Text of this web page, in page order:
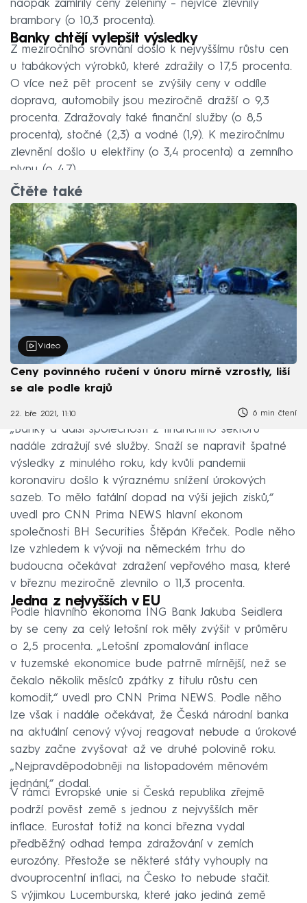
naopak zamířily ceny zeleniny – nejvíce zlevnily
brambory (o 10,3 procenta).
Banky chtějí vylepšit výsledky
Z meziročního srovnání došlo k nejvyššímu růstu cen
u tabákových výrobků, které zdražily o 17,5 procenta.
O více než pět procent se zvýšily ceny v oddíle
doprava, automobily jsou meziročně dražší o 9,3
procenta. Zdražovaly také finanční služby (o 8,5
procenta), stočné (2,3) a vodné (1,9). K meziročnímu
zlevnění došlo u elektřiny (o 3,4 procenta) a zemního
plynu (o 4,7).
Čtěte také
Video
Ceny povinného ručení v únoru mírně vzrostly, liší
se ale podle krajů
22. bře 2021, 11:10 6 min čtení
„Banky a další společnosti z finančního sektoru
nadále zdražují své služby. Snaží se napravit špatné
výsledky z minulého roku, kdy kvůli pandemii
koronaviru došlo k výraznému snížení úrokových
sazeb. To mělo fatální dopad na výši jejich zisků,“
uvedl pro CNN Prima NEWS hlavní ekonom
společnosti BH Securities Štěpán Křeček. Podle něho
lze vzhledem k vývoji na německém trhu do
budoucna očekávat zdražení vepřového masa, které
v březnu meziročně zlevnilo o 11,3 procenta.
Jedna z nejvyšších v EU
Podle hlavního ekonoma ING Bank Jakuba Seidlera
by se ceny za celý letošní rok měly zvýšit v průměru
o 2,5 procenta. „Letošní zpomalování inflace
v tuzemské ekonomice bude patrně mírnější, než se
čekalo několik měsíců zpátky z titulu růstu cen
komodit,“ uvedl pro CNN Prima NEWS. Podle něho
lze však i nadále očekávat, že Česká národní banka
na aktuální cenový vývoj reagovat nebude a úrokové
sazby začne zvyšovat až ve druhé polovině roku.
„Nejpravděpodobněji na listopadovém měnovém
jednání,“ dodal.
V rámci Evropské unie si Česká republika zřejmě
podrží pověst země s jednou z nejvyšších měr
inflace. Eurostat totiž na konci března vydal
předběžný odhad tempa zdražování v zemích
eurozóny. Přestože se některé státy vyhouply na
dvouprocentní inflaci, na Česko to nebude stačit.
S výjimkou Lucemburska, které jako jediná země